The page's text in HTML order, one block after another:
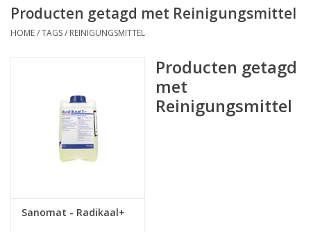
Hygiëne & opslag
Producten getagd met Reinigungsmittel
HOME/TAGS/ REINIGUNGSMITTEL
Sanomat - Radikaal+
Producten getagd
met
Reinigungsmittel